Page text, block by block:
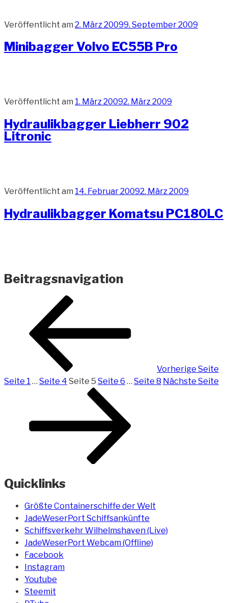
Veröffentlicht am 2. März 20099. September 2009
Minibagger Volvo EC55B Pro
Veröffentlicht am 1. März 20092. März 2009
Hydraulikbagger Liebherr 902
Litronic
Veröffentlicht am 14. Februar 20092. März 2009
Hydraulikbagger Komatsu PC180LC
Beitragsnavigation
Vorherige Seite
Seite 1 … Seite 4 Seite 5 Seite 6 … Seite 8 Nächste Seite
Quicklinks
Größte Containerschiffe der Welt
JadeWeserPort Schiffsankünfte
Schiffsverkehr Wilhelmshaven (Live)
JadeWeserPort Webcam (Offline)
Facebook
Instagram
Youtube
Steemit